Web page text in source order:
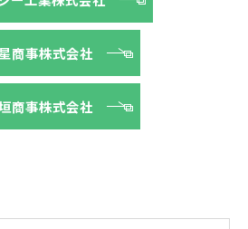
商事株式会社
商事株式会社